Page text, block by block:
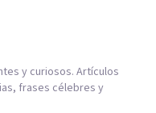
y curiosos. Artículos
frases célebres y